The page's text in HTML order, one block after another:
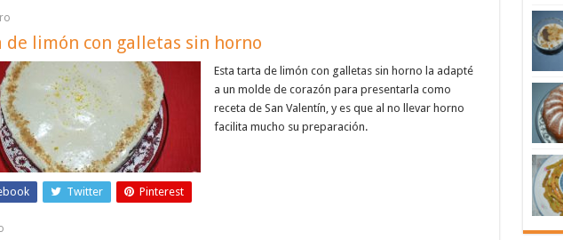
de limón con galletas sin horno
Esta tarta de limón con galletas sin horno la adapté
a un molde de corazón para presentarla como
receta de San Valentín, y es que al no llevar horno
facilita mucho su preparación.
Twitter Pinterest